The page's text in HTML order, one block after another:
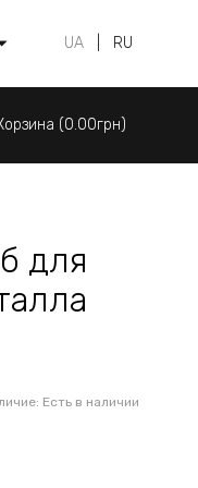
UA RU
(0.00грн)
для
Есть в наличии